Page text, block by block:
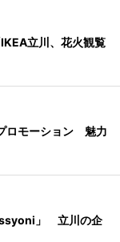
立川、花火観覧
ロモーション 魅力
」 立川の企